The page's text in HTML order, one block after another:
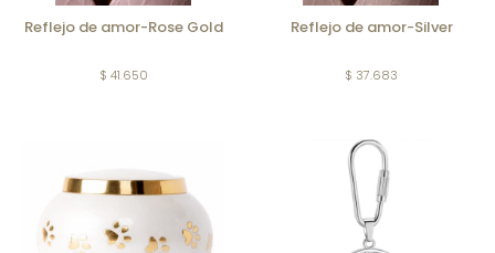
Reflejo de amor-Rose Gold
$ 41.650
Reflejo de amor-Silver
$ 37.683